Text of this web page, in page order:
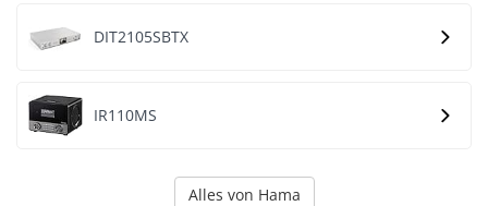
DIT2105SBTX
IR110MS
Alles von Hama